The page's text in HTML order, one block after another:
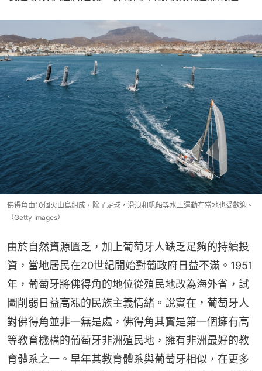
佛得角由10個火山島組成，除了足球，滑浪和帆船等水上運動在當地也受歡迎。
（Getty Images）
由於自然資源匱乏，加上葡萄牙人缺乏足夠的持續投
資，當地居民在20世紀開始對葡政府日益不滿。1951
年，葡萄牙將佛得角的地位從殖民地改為海外省，試
圖削弱日益高漲的民族主義情緒。說實在，葡萄牙人
對佛得角並非一無是處，佛得角其實是第一個擁有高
等教育機構的葡萄牙非洲殖民地，擁有非洲最好的教
育體系之一。早年其教育體系與葡萄牙相似，在更多